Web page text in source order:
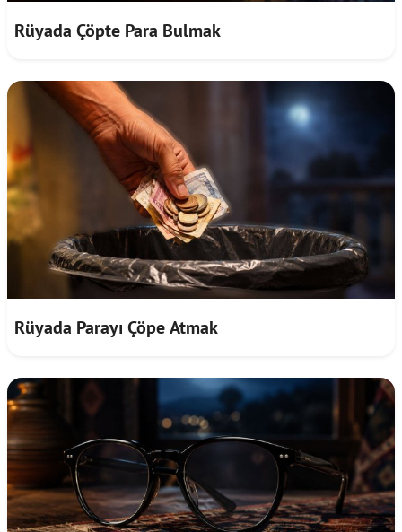
Rüyada Çöpte Para Bulmak
Rüyada Parayı Çöpe Atmak